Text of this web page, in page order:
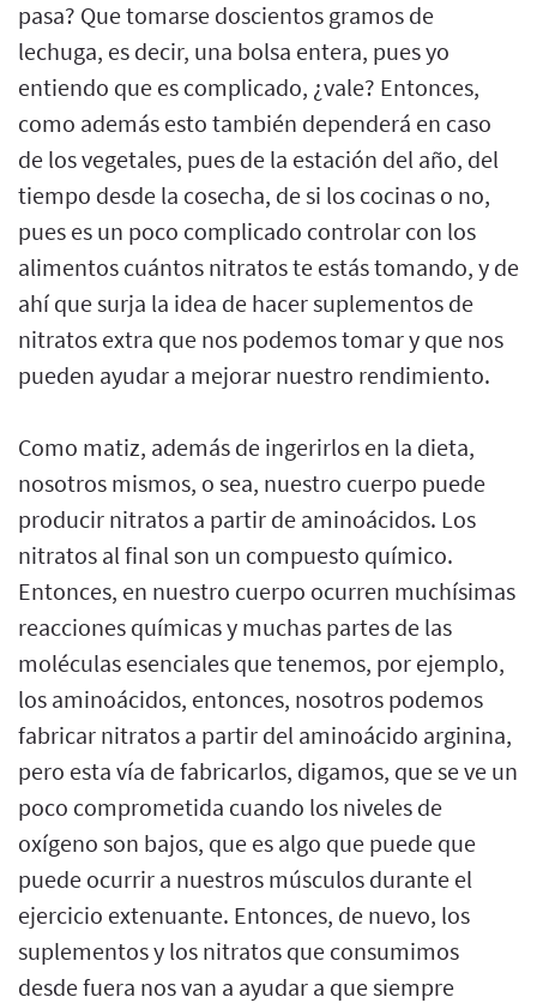
pasa? Que tomarse doscientos gramos de
lechuga, es decir, una bolsa entera, pues yo
entiendo que es complicado, ¿vale? Entonces,
como además esto también dependerá en caso
de los vegetales, pues de la estación del año, del
tiempo desde la cosecha, de si los cocinas o no,
pues es un poco complicado controlar con los
alimentos cuántos nitratos te estás tomando, y de
ahí que surja la idea de hacer suplementos de
nitratos extra que nos podemos tomar y que nos
pueden ayudar a mejorar nuestro rendimiento.
Como matiz, además de ingerirlos en la dieta,
nosotros mismos, o sea, nuestro cuerpo puede
producir nitratos a partir de aminoácidos. Los
nitratos al final son un compuesto químico.
Entonces, en nuestro cuerpo ocurren muchísimas
reacciones químicas y muchas partes de las
moléculas esenciales que tenemos, por ejemplo,
los aminoácidos, entonces, nosotros podemos
fabricar nitratos a partir del aminoácido arginina,
pero esta vía de fabricarlos, digamos, que se ve un
poco comprometida cuando los niveles de
oxígeno son bajos, que es algo que puede que
puede ocurrir a nuestros músculos durante el
ejercicio extenuante. Entonces, de nuevo, los
suplementos y los nitratos que consumimos
desde fuera nos van a ayudar a que siempre